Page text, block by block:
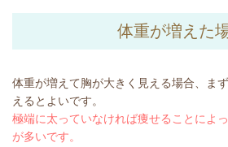
体重が増えた
体重が増えて胸が大きく見える場合、ま
えるとよいです。
極端に太っていなければ痩せることによ
が多いです。